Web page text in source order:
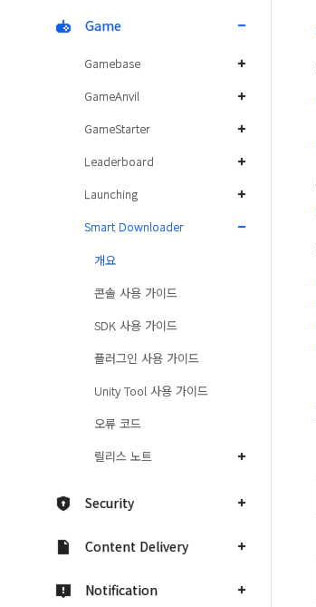
Game
Gamebase
GameAnvil
GameStarter
Leaderboard
Launching
Smart Downloader
개요
콘솔 사용 가이드
SDK 사용 가이드
플러그인 사용 가이드
Unity Tool 사용 가이드
오류 코드
릴리스 노트
Security
Content Delivery
Notification